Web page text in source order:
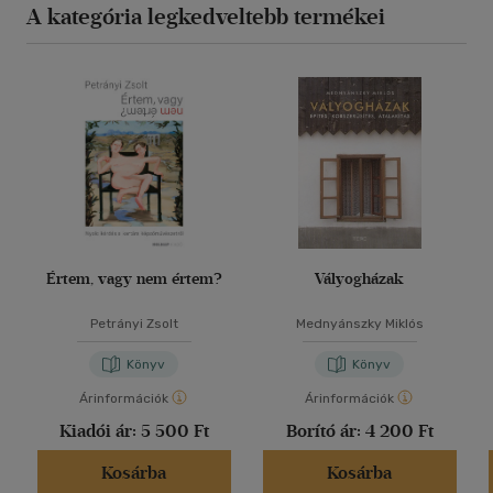
A kategória legkedveltebb termékei
Értem, vagy nem értem?
Petrányi Zsolt
Könyv
Árinformációk
Kiadói ár: 5 500 Ft
Kosárba
Vályogházak
Mednyánszky Miklós
Könyv
Árinformációk
Borító ár: 4 200 Ft
Kosárba